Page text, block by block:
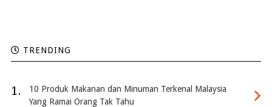
TRENDING
1.
10 Produk Makanan dan Minuman Terkenal Malaysia
Yang Ramai Orang Tak Tahu